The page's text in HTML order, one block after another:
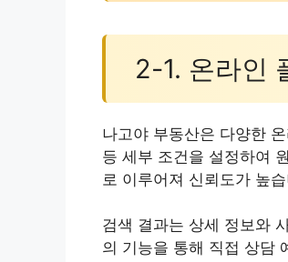
2-1. 온라인
나고야 부동산은 다양한
등 세부 조건을 설정하여
로 이루어져 신뢰도가 높
검색 결과는 상세 정보와
의 기능을 통해 직접 상담